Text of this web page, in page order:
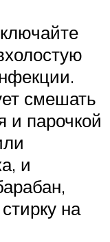
смешать
и парочкой
и
на